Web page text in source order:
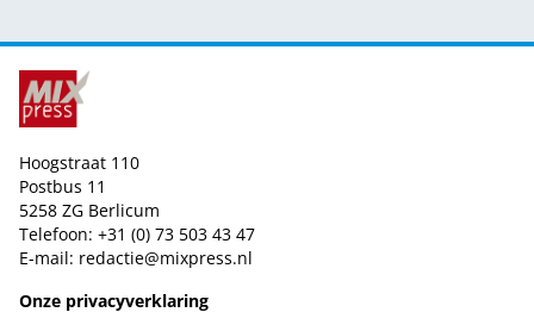
Hoogstraat 110
Postbus 11
5258 ZG Berlicum
Telefoon: +31 (0) 73 503 43 47
E-mail: redactie@mixpress.nl
Onze privacyverklaring